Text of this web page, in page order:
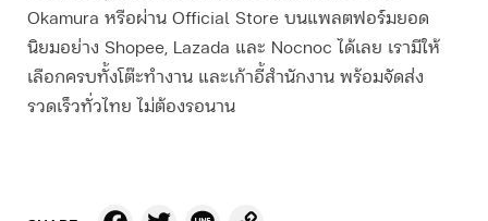
Okamura หรือผ่าน Official Store บนแพลตฟอร์มยอด
นิยมอย่าง Shopee, Lazada และ Nocnoc ได้เลย เรามีให้
เลือกครบทั้งโต๊ะทำงาน และเก้าอี้สำนักงาน พร้อมจัดส่ง
รวดเร็วทั่วไทย ไม่ต้องรอนาน